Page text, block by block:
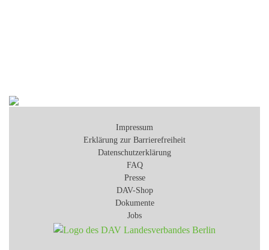
Impressum
Erklärung zur Barrierefreiheit
Datenschutzerklärung
FAQ
Presse
DAV-Shop
Dokumente
Jobs